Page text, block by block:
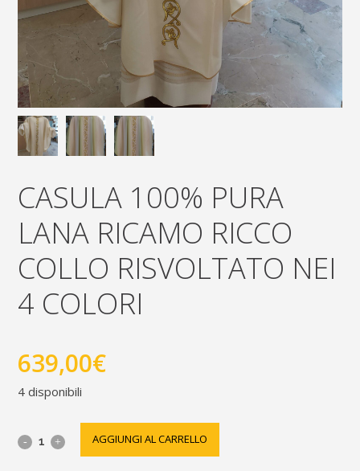
CASULA 100% PURA
LANA RICAMO RICCO
COLLO RISVOLTATO NEI
4 COLORI
639,00€
4 disponibili
Casula
AGGIUNGI AL CARRELLO